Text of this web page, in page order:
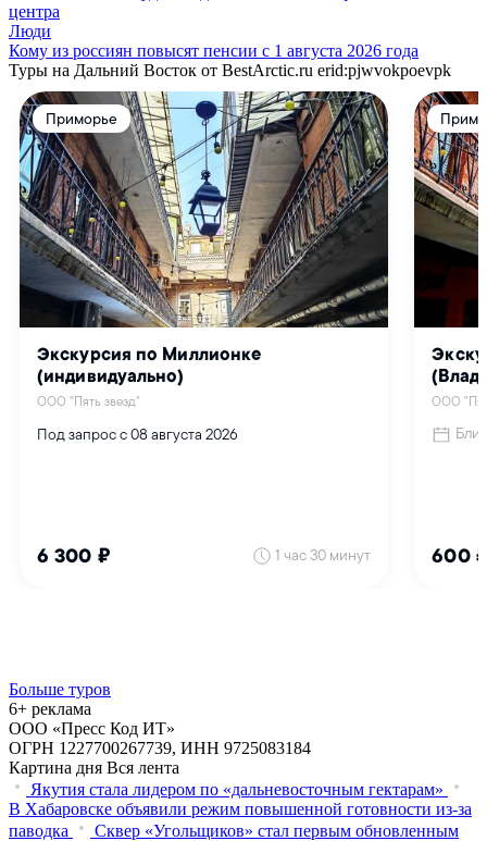
центра
Люди
Кому из россиян повысят пенсии с 1 августа 2026 года
Туры на Дальний Восток от BestArctic.ru erid:pjwvokpoevpk
Больше туров
6+ реклама
ООО «Пресс Код ИТ»
ОГРН 1227700267739, ИНН 9725083184
Картина дня Вся лента
Якутия стала лидером по «дальневосточным гектарам»
В Хабаровске объявили режим повышенной готовности из‑за
паводка
Сквер «Угольщиков» стал первым обновленным